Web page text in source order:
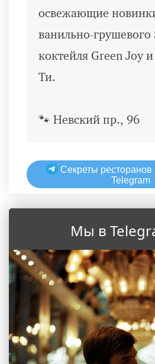
освежающие
ванильно-грушевого
коктейля Green Joy
Ти.
🐾 Невский пр., 96
Секреты ресторанов
Telegram
Мы в